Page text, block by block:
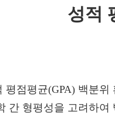
성적
평점평균(GPA) 백분
간 형평성을 고려하